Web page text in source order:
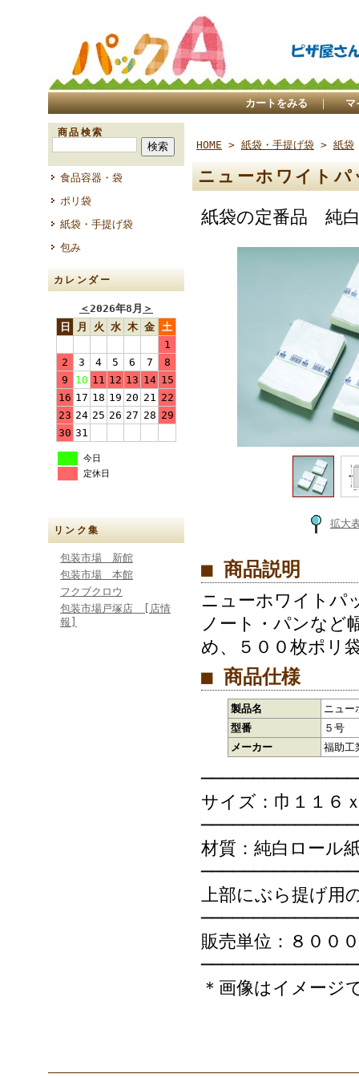
カートをみる ｜ マ
商品検索
食品容器・袋
ポリ袋
紙袋・手提げ袋
包み
カレンダー
＜2026年8月 ＞
日
月 火 水 木 金 土
1
2
3 4 5 6 7
8
9
10 11 12 13 14 15
16 17 18 19 20 21 22
23 24 25 26 27 28 29
30 31
今日
定休日
リンク集
包装市場 新館
包装市場 本館
フクブクロウ
包装市場戸塚店 [店情
報]
HOME > 紙袋・手提げ袋 > 紙袋
ニューホワイト
紙袋の定番品 純
拡大
■ 商品説明
ニューホワイトパ
ノート・パンなど
め、５００枚ポリ
■ 商品仕様
製品名
ニュ
型番
５号
メーカー
福助工
サイズ：巾１１６
材質：純白ロール
上部にぶら提げ用
販売単位：８００
＊画像はイメージ